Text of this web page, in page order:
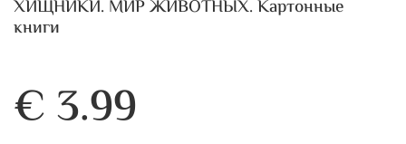
ХИЩНИКИ. МИР ЖИВОТНЫХ. Картонные
книги
€ 3.99